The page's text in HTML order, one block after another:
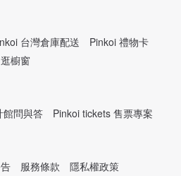
台灣倉庫配送
Pinkoi 禮物卡
逛櫥窗
館問與答 Pinkoi tickets 售票專案
服務條款
隱私權政策